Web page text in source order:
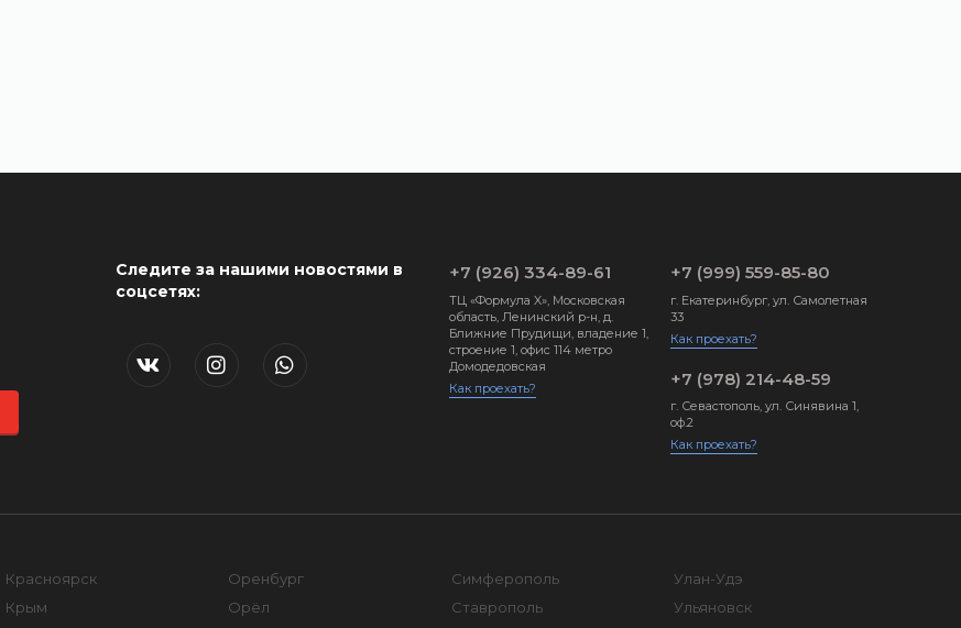
Следите за нашими новостями в
соцсетях:
+7 (926) 334-89-61
ТЦ «Формула X», Московская
область, Ленинский р-н, д.
Ближние Прудищи, владение 1,
строение 1, офис 114 метро
Домодедовская
Как проехать?
+7 (999) 559-85-80
г. Екатеринбург, ул. Самолетная
33
Как проехать?
+7 (978) 214-48-59
г. Севастополь, ул. Синявина 1,
оф.2
Как проехать?
Красноярск
Крым
Оренбург
Орёл
Симферополь
Ставрополь
Улан-Удэ
Ульяновск